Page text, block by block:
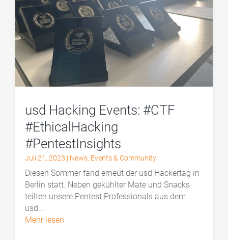
usd Hacking Events: #CTF
#EthicalHacking
#PentestInsights
Juli 21, 2023 | News, Events & Community
Diesen Sommer fand erneut der usd Hackertag in
Berlin statt. Neben gekühlter Mate und Snacks
teilten unsere Pentest Professionals aus dem
usd...
mehr lesen